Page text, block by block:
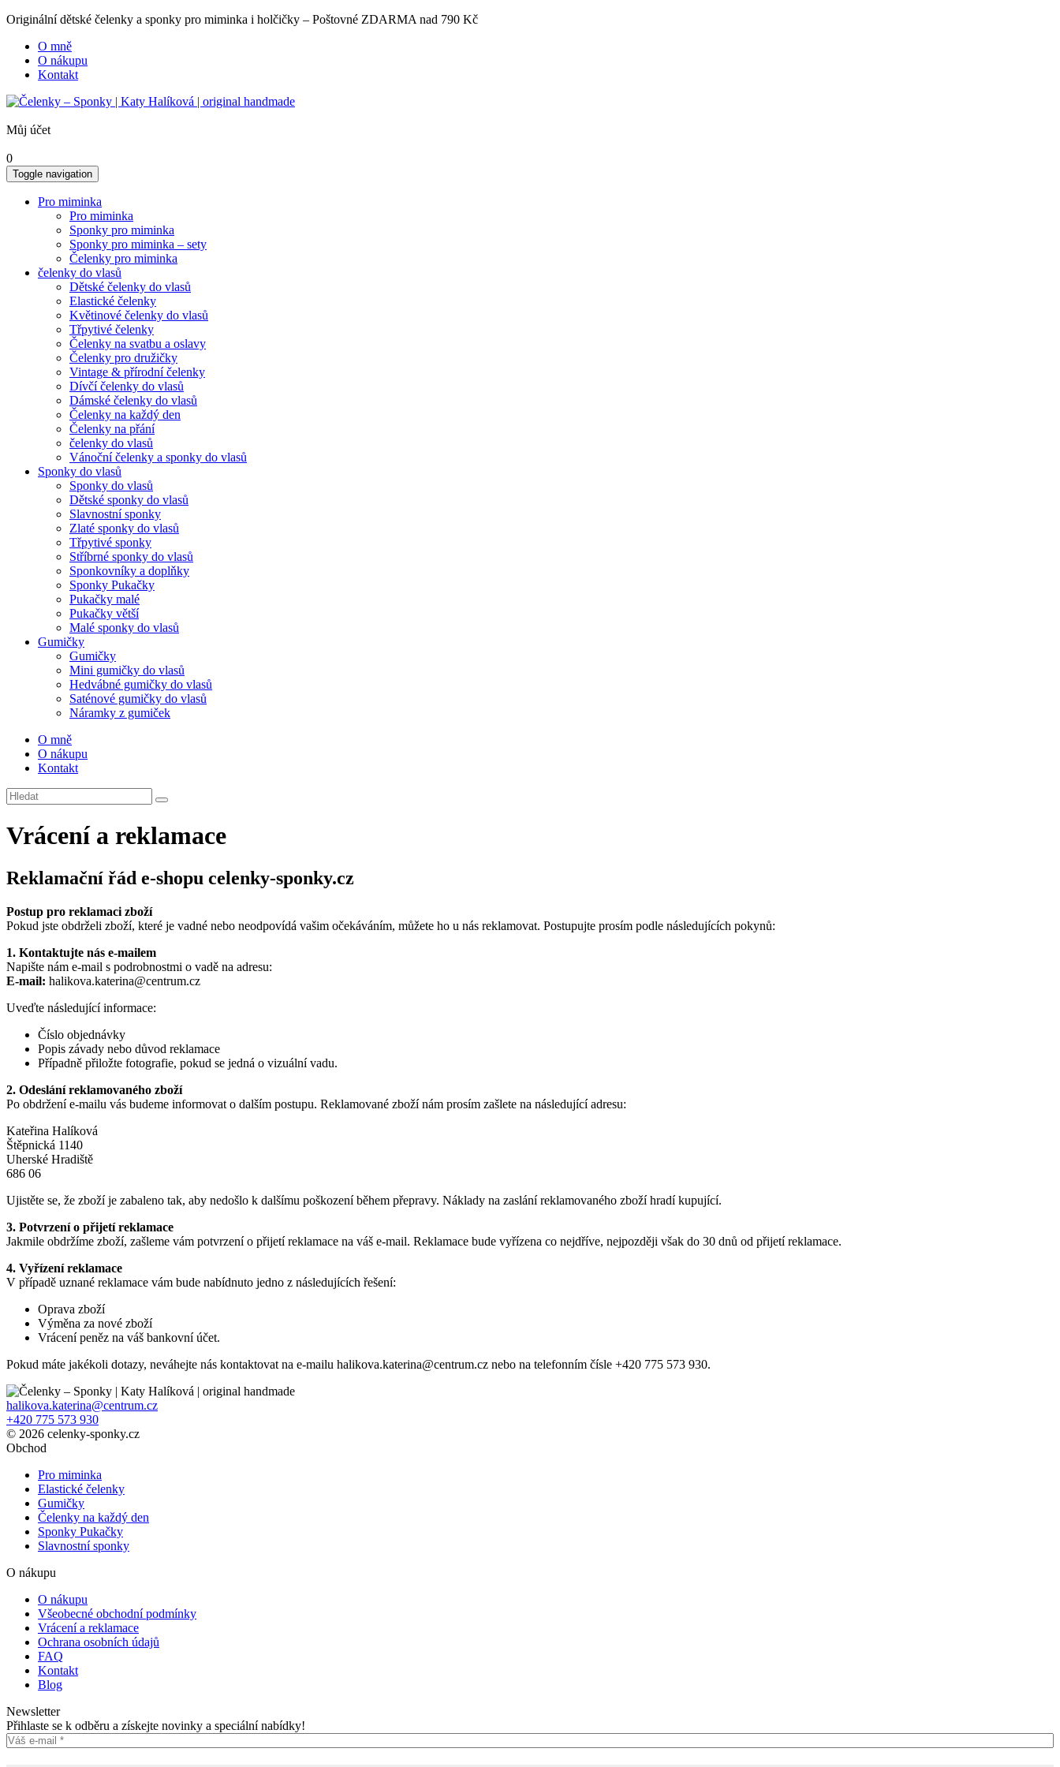
Originální dětské čelenky a sponky pro miminka i holčičky – Poštovné ZDARMA nad 790 Kč
O mně
O nákupu
Kontakt
Můj účet
0
Toggle navigation
Pro miminka
Pro miminka
Sponky pro miminka
Sponky pro miminka – sety
Čelenky pro miminka
čelenky do vlasů
Dětské čelenky do vlasů
Elastické čelenky
Květinové čelenky do vlasů
Třpytivé čelenky
Čelenky na svatbu a oslavy
Čelenky pro družičky
Vintage & přírodní čelenky
Dívčí čelenky do vlasů
Dámské čelenky do vlasů
Čelenky na každý den
Čelenky na přání
čelenky do vlasů
Vánoční čelenky a sponky do vlasů
Sponky do vlasů
Sponky do vlasů
Dětské sponky do vlasů
Slavnostní sponky
Zlaté sponky do vlasů
Třpytivé sponky
Stříbrné sponky do vlasů
Sponkovníky a doplňky
Sponky Pukačky
Pukačky malé
Pukačky větší
Malé sponky do vlasů
Gumičky
Gumičky
Mini gumičky do vlasů
Hedvábné gumičky do vlasů
Saténové gumičky do vlasů
Náramky z gumiček
O mně
O nákupu
Kontakt
Vrácení a reklamace
Reklamační řád e-shopu celenky-sponky.cz
Postup pro reklamaci zboží
Pokud jste obdrželi zboží, které je vadné nebo neodpovídá vašim očekáváním, můžete ho u nás reklamovat. Postupujte prosím podle následujících pokynů:
1. Kontaktujte nás e-mailem
Napište nám e-mail s podrobnostmi o vadě na adresu:
E-mail: halikova.katerina@centrum.cz
Uveďte následující informace:
Číslo objednávky
Popis závady nebo důvod reklamace
Případně přiložte fotografie, pokud se jedná o vizuální vadu.
2. Odeslání reklamovaného zboží
Po obdržení e-mailu vás budeme informovat o dalším postupu. Reklamované zboží nám prosím zašlete na následující adresu:
Kateřina Halíková
Štěpnická 1140
Uherské Hradiště
686 06
Ujistěte se, že zboží je zabaleno tak, aby nedošlo k dalšímu poškození během přepravy. Náklady na zaslání reklamovaného zboží hradí kupující.
3. Potvrzení o přijetí reklamace
Jakmile obdržíme zboží, zašleme vám potvrzení o přijetí reklamace na váš e-mail. Reklamace bude vyřízena co nejdříve, nejpozději však do 30 dnů od přijetí reklamace.
4. Vyřízení reklamace
V případě uznané reklamace vám bude nabídnuto jedno z následujících řešení:
Oprava zboží
Výměna za nové zboží
Vrácení peněz na váš bankovní účet.
Pokud máte jakékoli dotazy, neváhejte nás kontaktovat na e-mailu halikova.katerina@centrum.cz nebo na telefonním čísle +420 775 573 930.
halikova.katerina@centrum.cz
+420 775 573 930
© 2026 celenky-sponky.cz
Obchod
Pro miminka
Elastické čelenky
Gumičky
Čelenky na každý den
Sponky Pukačky
Slavnostní sponky
O nákupu
O nákupu
Všeobecné obchodní podmínky
Vrácení a reklamace
Ochrana osobních údajů
FAQ
Kontakt
Blog
Newsletter
Přihlaste se k odběru a získejte novinky a speciální nabídky!